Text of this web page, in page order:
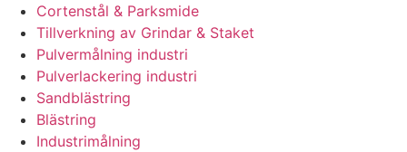
Cortenstål & Parksmide
Tillverkning av Grindar & Staket
Pulvermålning industri
Pulverlackering industri
Sandblästring
Blästring
Industrimålning